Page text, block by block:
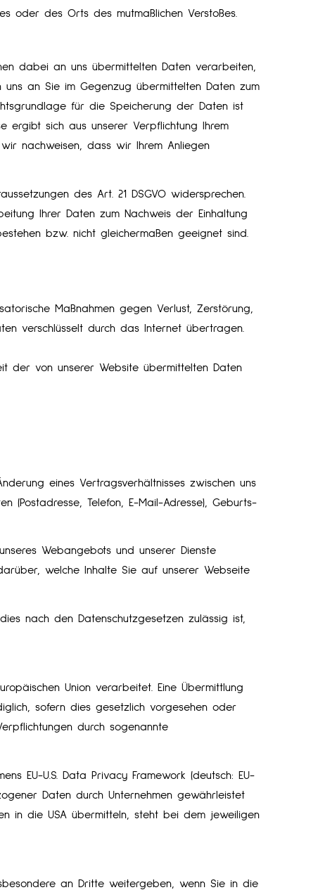
oder des Orts des mutmaßlichen Verstoßes.
dabei an uns übermittelten Daten verarbeiten,
an Sie im Gegenzug übermittelten Daten zum
für die Speicherung der Daten ist
ergibt sich aus unserer Verpflichtung Ihrem
nachweisen, dass wir Ihrem Anliegen
des Art. 21 DSGVO widersprechen.
Ihrer Daten zum Nachweis der Einhaltung
bzw. nicht gleichermaßen geeignet sind.
Maßnahmen gegen Verlust, Zerstörung,
verschlüsselt durch das Internet übertragen.
der von unserer Website übermittelten Daten
eines Vertragsverhältnisses zwischen uns
(Postadresse, Telefon, E-Mail-Adresse), Geburts­
Webangebots und unserer Dienste
welche Inhalte Sie auf unserer Webseite
nach den Datenschutzgesetzen zulässig ist,
Union verarbeitet. Eine Übermittlung
sofern dies gesetzlich vorgesehen oder
durch sogenannte
EU-U.S. Data Privacy Framework (deutsch: EU-
Daten durch Unternehmen gewährleistet
in die USA übermitteln, steht bei dem jeweiligen
an Dritte weitergeben, wenn Sie in die